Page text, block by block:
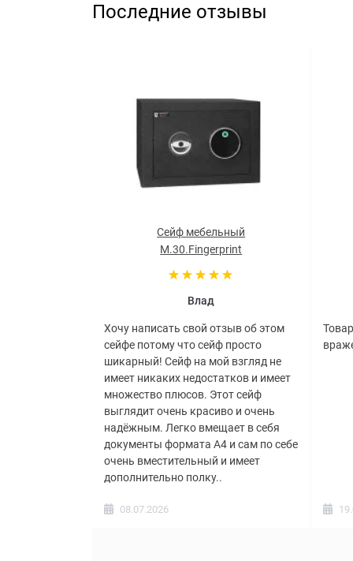
Последние отзывы
Сейф мебельный
M.30.Fingerprint
Влад
Хочу написать свой отзыв об этом
сейфе потому что сейф просто
шикарный! Сейф на мой взгляд не
имеет никаких недостатков и имеет
множество плюсов. Этот сейф
выглядит очень красиво и очень
надёжным. Легко вмещает в себя
документы формата А4 и сам по себе
очень вместительный и имеет
дополнительно полку..
08.07.2026